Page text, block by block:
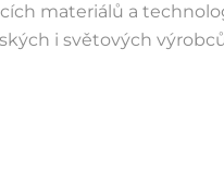
materiálů a
i světových